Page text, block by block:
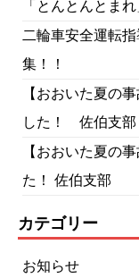
「とんとんとま
二輪車安全運転
集！！
【おおいた夏の
した！ 佐伯支部
【おおいた夏の
た！ 佐伯支部
カテゴリー
お知らせ